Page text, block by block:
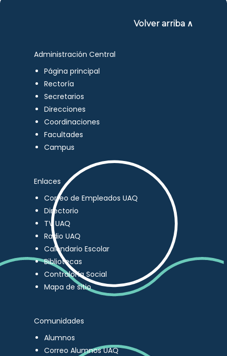
Volver arriba ∧
Administración Central
Página principal
Rectoría
Secretarios
Direcciones
Coordinaciones
Facultades
Campus
Enlaces
Correo de Empleados UAQ
Directorio
TV UAQ
Radio UAQ
Calendario Escolar
Bibliotecas
Contraloría Social
Mapa de sitio
Comunidades
Alumnos
Correo Alumnos UAQ